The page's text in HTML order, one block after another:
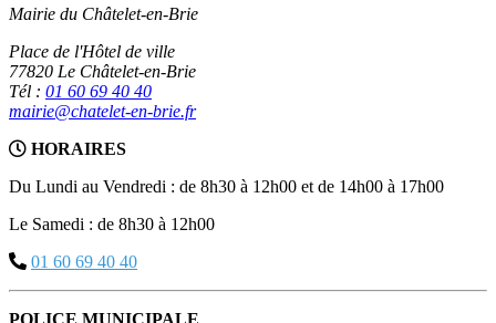
Mairie du Châtelet-en-Brie
Place de l'Hôtel de ville
77820 Le Châtelet-en-Brie
Tél : 01 60 69 40 40
mairie@chatelet-en-brie.fr
HORAIRES
Du Lundi au Vendredi : de 8h30 à 12h00 et de 14h00 à 17h00
Le Samedi : de 8h30 à 12h00
01 60 69 40 40